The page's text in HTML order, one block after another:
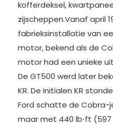
kofferdeksel,
zijscheppen.Vanaf april
fabrieksinstallatie van
motor, bekend als de
motor had een unieke
De GT500 werd later
KR. De initialen KR
Ford schatte de Cobra-
maar met 440 lb⋅ft (597